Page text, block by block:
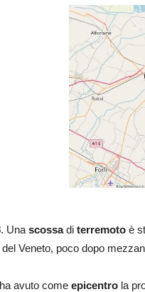
. Una scossadi terremoto è
Veneto, poco dopo
avuto come epicentro la